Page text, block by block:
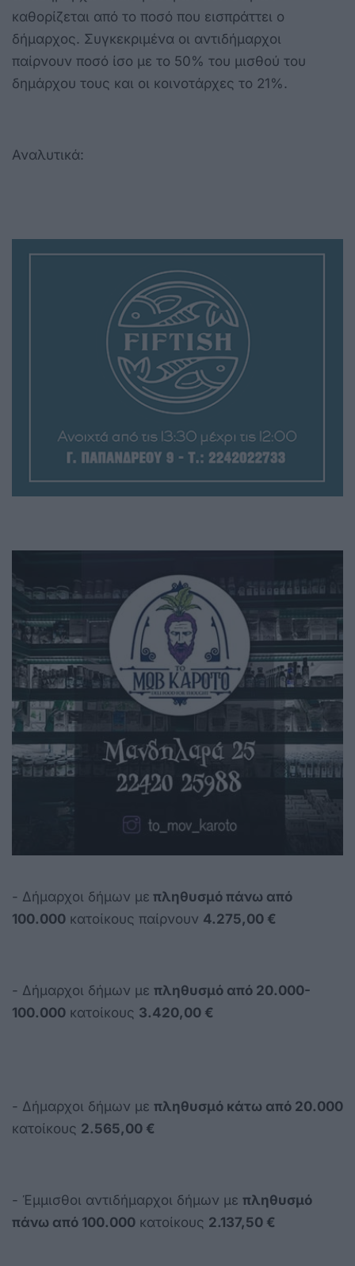
καθορίζεται από το ποσό που εισπράττει ο
δήμαρχος. Συγκεκριμένα οι αντιδήμαρχοι
παίρνουν ποσό ίσο με το 50% του μισθού του
δημάρχου τους και οι κοινοτάρχες το 21%.
Αναλυτικά:
- Δήμαρχοι δήμων με πληθυσμό πάνω από
100.000 κατοίκους παίρνουν 4.275,00 €
- Δήμαρχοι δήμων με πληθυσμό από 20.000-
100.000 κατοίκους 3.420,00 €
- Δήμαρχοι δήμων με πληθυσμό κάτω από 20.000
κατοίκους 2.565,00 €
- Έμμισθοι αντιδήμαρχοι δήμων με πληθυσμό
πάνω από 100.000 κατοίκους 2.137,50 €